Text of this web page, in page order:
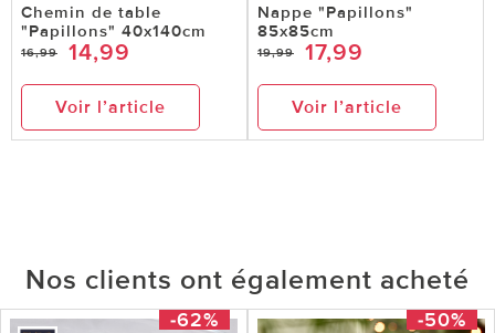
Chemin de table
"Papillons" 40x140cm
16,99 14,99
Voir l’article
Nappe "Papillons"
85x85cm
19,99 17,99
Voir l’article
Nos clients ont également acheté
-62% -50%